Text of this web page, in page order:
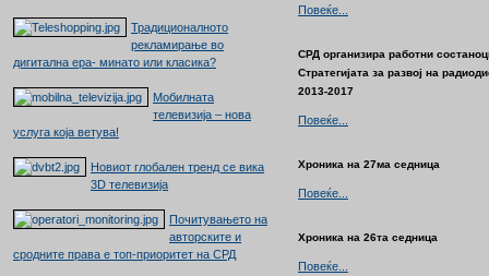
Традиционалното
рекламирање во
дигитална ера- минато или класика?
Мобилната
телевизија – нова
услуга која ветува!
Новиот глобален тренд се вика
3D телевизија
Почитувањето на
авторските и
сродните права е топ-приоритет на СРД
Повеќе...
СРД организира работни
Стратегијата за развој на
2013-2017
Повеќе...
Хроника на 27ма седница
Повеќе...
Хроника на 26та седница
Повеќе...